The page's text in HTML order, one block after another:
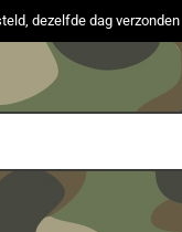
dezelfde dag verzonden